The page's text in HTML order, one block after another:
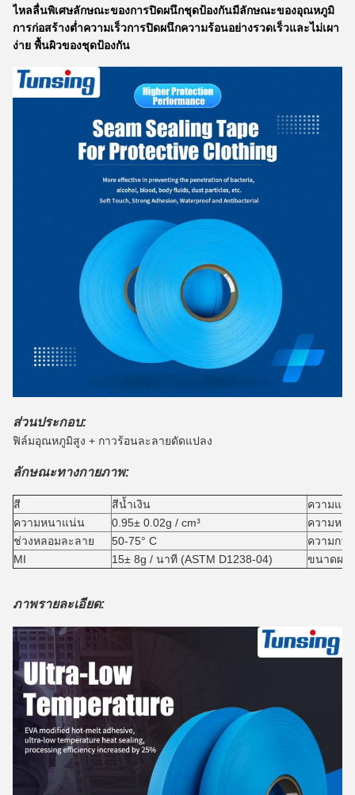
ไหลลื่นพิเศษลักษณะของการปิดผนึกชุดป้องกันมีลักษณะของอุณหภูมิ
การก่อสร้างต่ำความเร็วการปิดผนึกความร้อนอย่างรวดเร็วและไม่เผา
ง่าย พื้นผิวของชุดป้องกัน
ส่วนประกอบ:
ฟิล์มอุณหภูมิสูง + กาวร้อนละลายดัดแปลง
ลักษณะทางกายภาพ:
สี สีน้ำเงิน
ความแข็ง
ความหนาแน่น
0.95± 0.02g / cm³
ความหนา
ช่วงหลอมละลาย
50-75° C
ความกว้า
MI
15± 8g / นาที (ASTM D1238-04) ขนาดผลิ
ภาพรายละเอียด: